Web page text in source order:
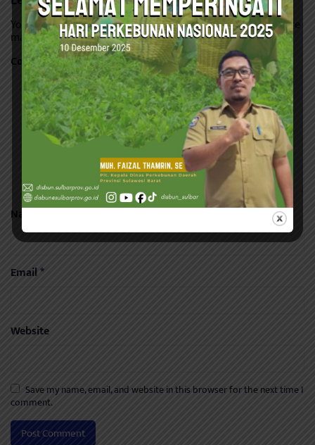
Your email address will not be published.Required fields are
marked*
Comment*
Name*
Email*
Website
Save my name, email, and website in this browser for the next time I
comment.